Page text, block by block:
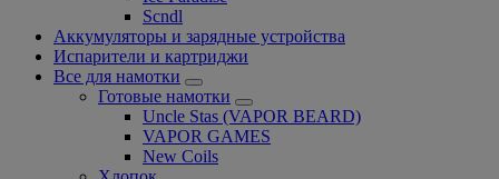
Scndl
Аккумуляторы и зарядные устройства
Испарители и картриджи
Все для намотки
Готовые намотки
Uncle Stas (VAPOR BEARD)
VAPOR GAMES
New Coils